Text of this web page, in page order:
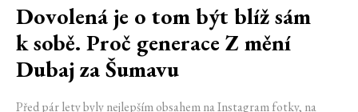
Dovolená je o tom být blíž sám
k sobě. Proč generace Z mění
Dubaj za Šumavu
Před pár lety byly nejlepším obsahem na Instagram fotky, na